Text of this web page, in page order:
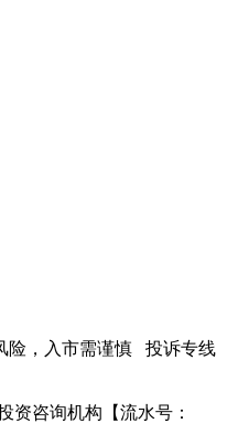
险，入市需谨慎 投诉专线
资咨询机构【流水号：